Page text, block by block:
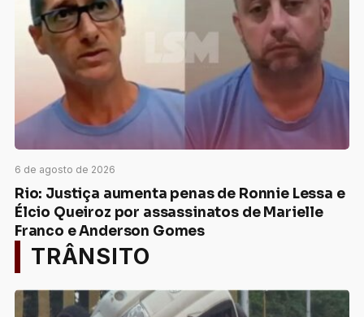
6 de agosto de 2026
Rio: Justiça aumenta penas de Ronnie Lessa e
Élcio Queiroz por assassinatos de Marielle
Franco e Anderson Gomes
TRÂNSITO